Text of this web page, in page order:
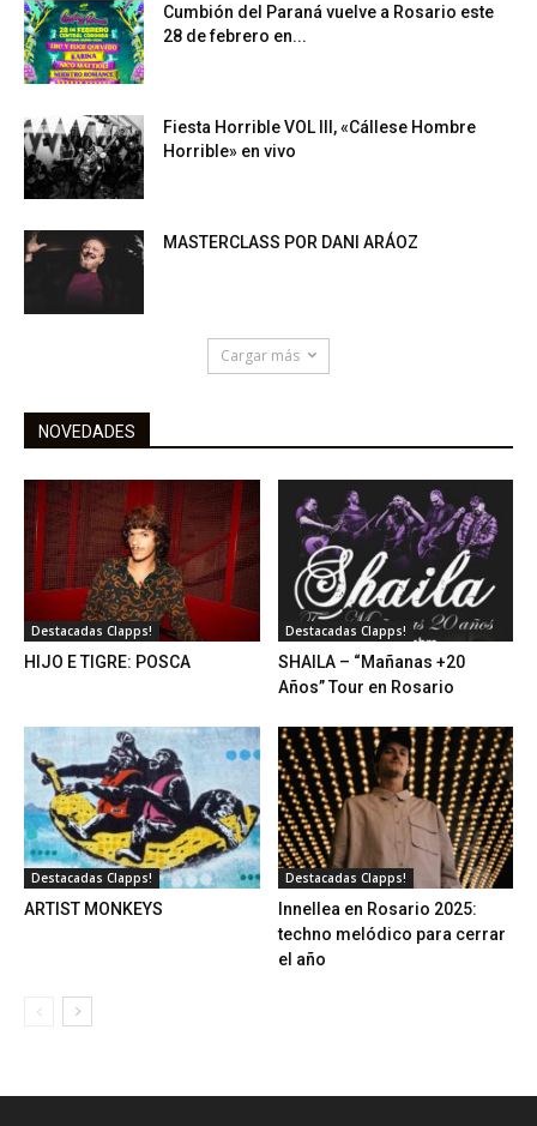
Cumbión del Paraná vuelve a Rosario este
28 de febrero en...
Fiesta Horrible VOL III, «Cállese Hombre
Horrible» en vivo
MASTERCLASS POR DANI ARÁOZ
Cargar más
NOVEDADES
Destacadas Clapps!
HIJO E TIGRE: POSCA
Destacadas Clapps!
SHAILA – “Mañanas +20
Años” Tour en Rosario
Destacadas Clapps!
ARTIST MONKEYS
Destacadas Clapps!
Innellea en Rosario 2025:
techno melódico para cerrar
el año